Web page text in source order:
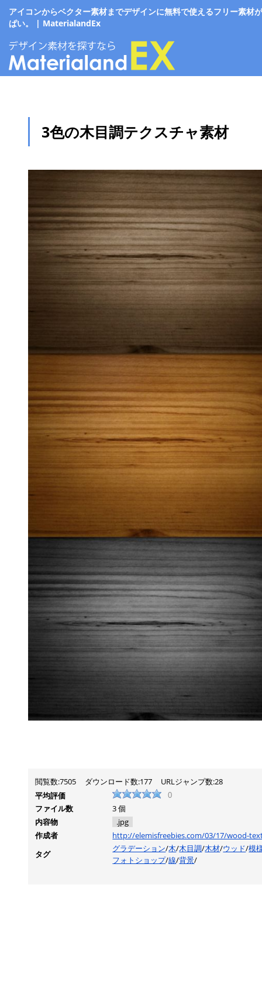
アイコンからベクター素材までデザインに無料で使えるフリー素材
ぱい。 | MaterialandEx
3色の木目調テクスチャ素材
閲覧数:7505 ダウンロード数:177
URLジャンプ数:28
平均評価
0
ファイル数
3 個
内容物
.jpg
作成者
http://elemisfreebies.com/03/17/wood-
タグ
グラデーション/木/木目調/木材/ウッド/模
フォトショップ/線/背景/